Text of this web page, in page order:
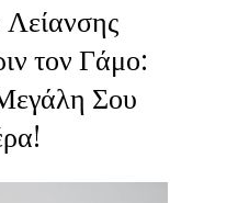
τον Γάμο:
Σου